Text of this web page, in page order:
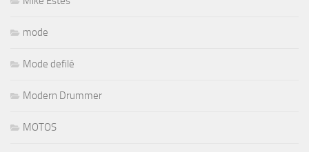
mode
Mode defilé
Modern Drummer
MOTOS